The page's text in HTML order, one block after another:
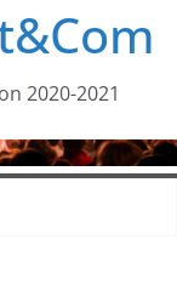
2020-2021